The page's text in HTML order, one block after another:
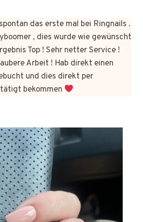
das erste mal bei Ringnails .
, dies wurde wie gewünscht
Top ! Sehr netter Service !
Arbeit ! Hab direkt einen
und dies direkt per
bekommen